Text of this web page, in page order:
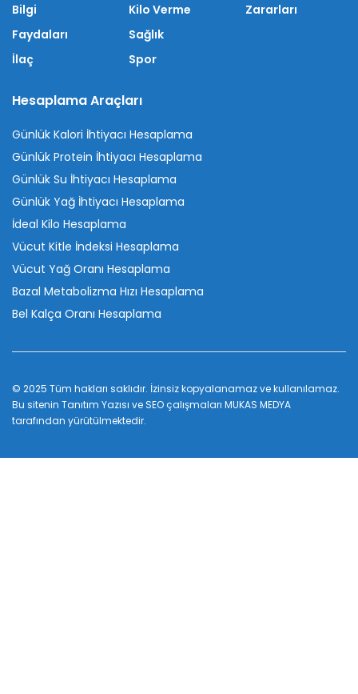
Bilgi
Faydaları
İlaç
Kilo Verme
Sağlık
Spor
Zararları
Hesaplama Araçları
Günlük Kalori İhtiyacı Hesaplama
Günlük Protein İhtiyacı Hesaplama
Günlük Su İhtiyacı Hesaplama
Günlük Yağ İhtiyacı Hesaplama
İdeal Kilo Hesaplama
Vücut Kitle İndeksi Hesaplama
Vücut Yağ Oranı Hesaplama
Bazal Metabolizma Hızı Hesaplama
Bel Kalça Oranı Hesaplama
© 2025 Tüm hakları saklıdır. İzinsiz kopyalanamaz ve kullanılamaz.
Bu sitenin Tanıtım Yazısı ve SEO çalışmaları MUKAS MEDYA
tarafından yürütülmektedir.